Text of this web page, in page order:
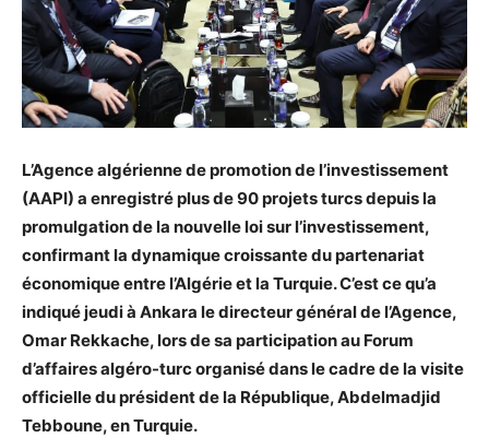
L’Agence algérienne de promotion de l’investissement
(AAPI) a enregistré plus de 90 projets turcs depuis la
promulgation de la nouvelle loi sur l’investissement,
confirmant la dynamique croissante du partenariat
économique entre l’Algérie et la Turquie. C’est ce qu’a
indiqué jeudi à Ankara le directeur général de l’Agence,
Omar Rekkache, lors de sa participation au Forum
d’affaires algéro-turc organisé dans le cadre de la visite
officielle du président de la République, Abdelmadjid
Tebboune, en Turquie.